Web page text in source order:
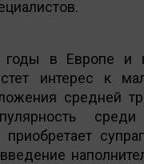
годы в Европе и
интерес к
средней